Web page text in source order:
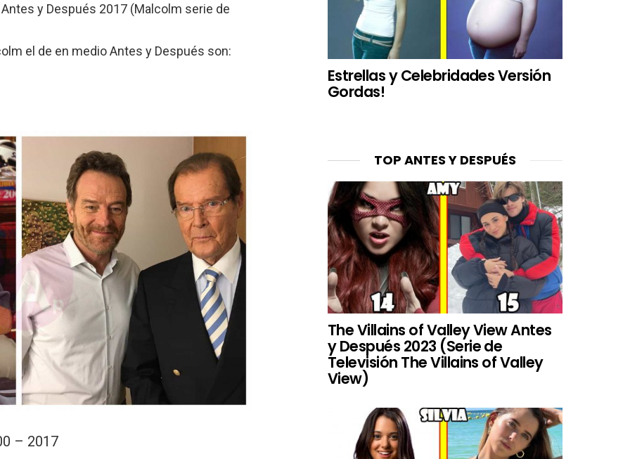
y Después 2017 (Malcolm serie de
el de en medio Antes y Después son:
– 2017
Estrellas y Celebridades Versión
Gordas!
TOP ANTES Y DESPUÉS
The Villains of Valley View Antes
y Después 2023 (Serie de
Televisión The Villains of Valley
View)